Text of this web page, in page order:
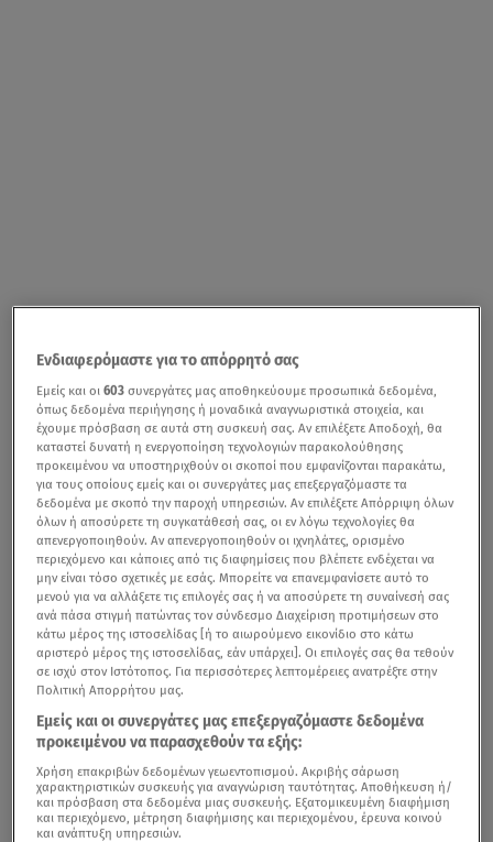
Ενδιαφερόμαστε για το απόρρητό σας
Εμείς και οι603 συνεργάτες μας αποθηκεύουμε προσωπικά δεδομένα,
όπως δεδομένα περιήγησης ή μοναδικά αναγνωριστικά στοιχεία, και
έχουμε πρόσβαση σε αυτά στη συσκευή σας. Αν επιλέξετε Αποδοχή, θα
καταστεί δυνατή η ενεργοποίηση τεχνολογιών παρακολούθησης
προκειμένου να υποστηριχθούν οι σκοποί που εμφανίζονται παρακάτω,
για τους οποίους εμείς και οι συνεργάτες μας επεξεργαζόμαστε τα
δεδομένα με σκοπό την παροχή υπηρεσιών. Αν επιλέξετε Απόρριψη όλων
όλων ή αποσύρετε τη συγκατάθεσή σας, οι εν λόγω τεχνολογίες θα
απενεργοποιηθούν. Αν απενεργοποιηθούν οι ιχνηλάτες, ορισμένο
περιεχόμενο και κάποιες από τις διαφημίσεις που βλέπετε ενδέχεται να
μην είναι τόσο σχετικές με εσάς. Μπορείτε να επανεμφανίσετε αυτό το
μενού για να αλλάξετε τις επιλογές σας ή να αποσύρετε τη συναίνεσή σας
ανά πάσα στιγμή πατώντας τον σύνδεσμο Διαχείριση προτιμήσεων στο
κάτω μέρος της ιστοσελίδας [ή το αιωρούμενο εικονίδιο στο κάτω
αριστερό μέρος της ιστοσελίδας, εάν υπάρχει]. Οι επιλογές σας θα τεθούν
σε ισχύ στον Ιστότοπος. Για περισσότερες λεπτομέρειες ανατρέξτε στην
Πολιτική Απορρήτου μας.
Εμείς και οι συνεργάτες μας επεξεργαζόμαστε δεδομένα
προκειμένου να παρασχεθούν τα εξής:
Χρήση επακριβών δεδομένων γεωεντοπισμού. Ακριβής σάρωση
χαρακτηριστικών συσκευής για αναγνώριση ταυτότητας. Αποθήκευση ή/
και πρόσβαση στα δεδομένα μιας συσκευής. Εξατομικευμένη διαφήμιση
και περιεχόμενο, μέτρηση διαφήμισης και περιεχομένου, έρευνα κοινού
και ανάπτυξη υπηρεσιών.